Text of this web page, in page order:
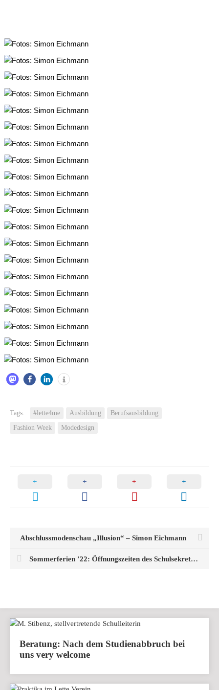
Tags: #lette4me Ausbildung
Berufsausbildung
Fashion Week
Modedesign
Abschlussmodenschau „Illusion“ – Simon Eichmann
Sommerferien ’22: Öffnungszeiten des Schulsekretariats
Beratung: Nach dem Studienabbruch bei
uns very welcome